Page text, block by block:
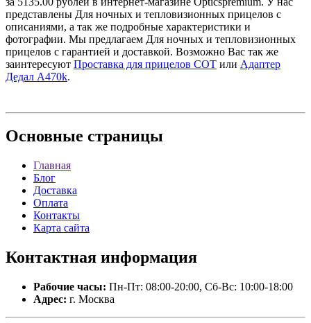
представлены Для ночных и тепловизионных прицелов с
описаниями, а так же подробные характеристики и
фотографии. Мы предлагаем Для ночных и тепловизионных
прицелов с гарантией и доставкой. Возможно Вас так же
заинтересуют Проставка для прицелов СОТ или Адаптер
Дедал A470k.
Основные страницы
Главная
Блог
Доставка
Оплата
Контакты
Карта сайта
Контактная информация
Рабочие часы: Пн-Пт: 08:00-20:00, Сб-Вс: 10:00-18:00
Адрес: г. Москва